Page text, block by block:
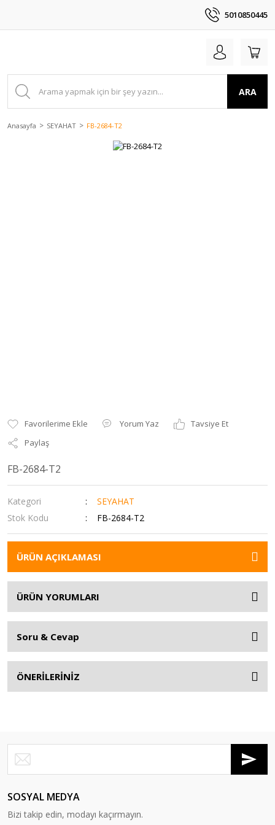
5010850445
ARA
Anasayfa SEYAHAT FB-2684-T2
Yorum Yaz
Tavsiye Et
Paylaş
FB-2684-T2
Kategori
SEYAHAT
Stok Kodu
FB-2684-T2
ÜRÜN AÇIKLAMASI
ÜRÜN YORUMLARI
Soru & Cevap
ÖNERİLERİNİZ
SOSYAL MEDYA
Bizi takip edin, modayı kaçırmayın.